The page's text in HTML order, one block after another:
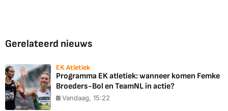
Gerelateerd nieuws
EK Atletiek
Programma EK atletiek: wanneer komen Femke
Broeders-Bol en TeamNL in actie?
Vandaag, 15:22